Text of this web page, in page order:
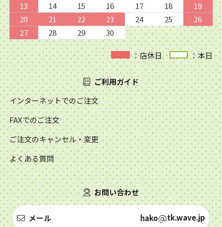
13
14 15 16 17 18
19
20
21 22 23 24 25
26
27
28 29 30
：店休日 ：本日
ご利用ガイド
インターネットでのご注文
FAXでのご注文
ご注文のキャンセル・変更
よくある質問
お問い合わせ
メール hako tk.wave.jp